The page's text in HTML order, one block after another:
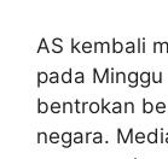
AS kembali
pada
bentrokan
negara.